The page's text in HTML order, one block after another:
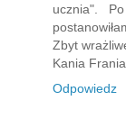
ucznia".
Zbyt
Kania
Odpowiedz